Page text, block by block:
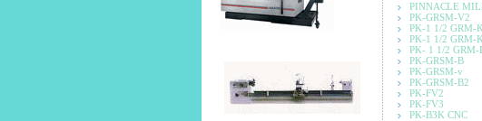
PINNACLE
PK-GRSM-V2
PK-1 1/2 GRM-
PK-1 1/2 GRM-
PK- 1 1/2 GRM-
PK-GRSM-B
PK-GRSM-v
PK-GRSM-B2
PK-FV2
PK-FV3
PK-B3K CNC